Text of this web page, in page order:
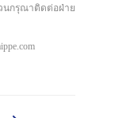
นกรุณาติดต่อฝ่าย